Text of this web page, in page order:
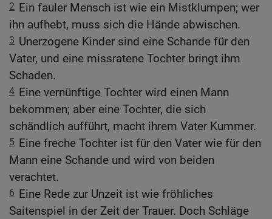
2 Ein fauler Mensch ist wie ein Mistklumpen; wer
ihn aufhebt, muss sich die Hände abwischen.
3 Unerzogene Kinder sind eine Schande für den
Vater, und eine missratene Tochter bringt ihm
Schaden.
4 Eine vernünftige Tochter wird einen Mann
bekommen; aber eine Tochter, die sich
schändlich aufführt, macht ihrem Vater Kummer.
5 Eine freche Tochter ist für den Vater wie für den
Mann eine Schande und wird von beiden
verachtet.
6 Eine Rede zur Unzeit ist wie fröhliches
Saitenspiel in der Zeit der Trauer. Doch Schläge